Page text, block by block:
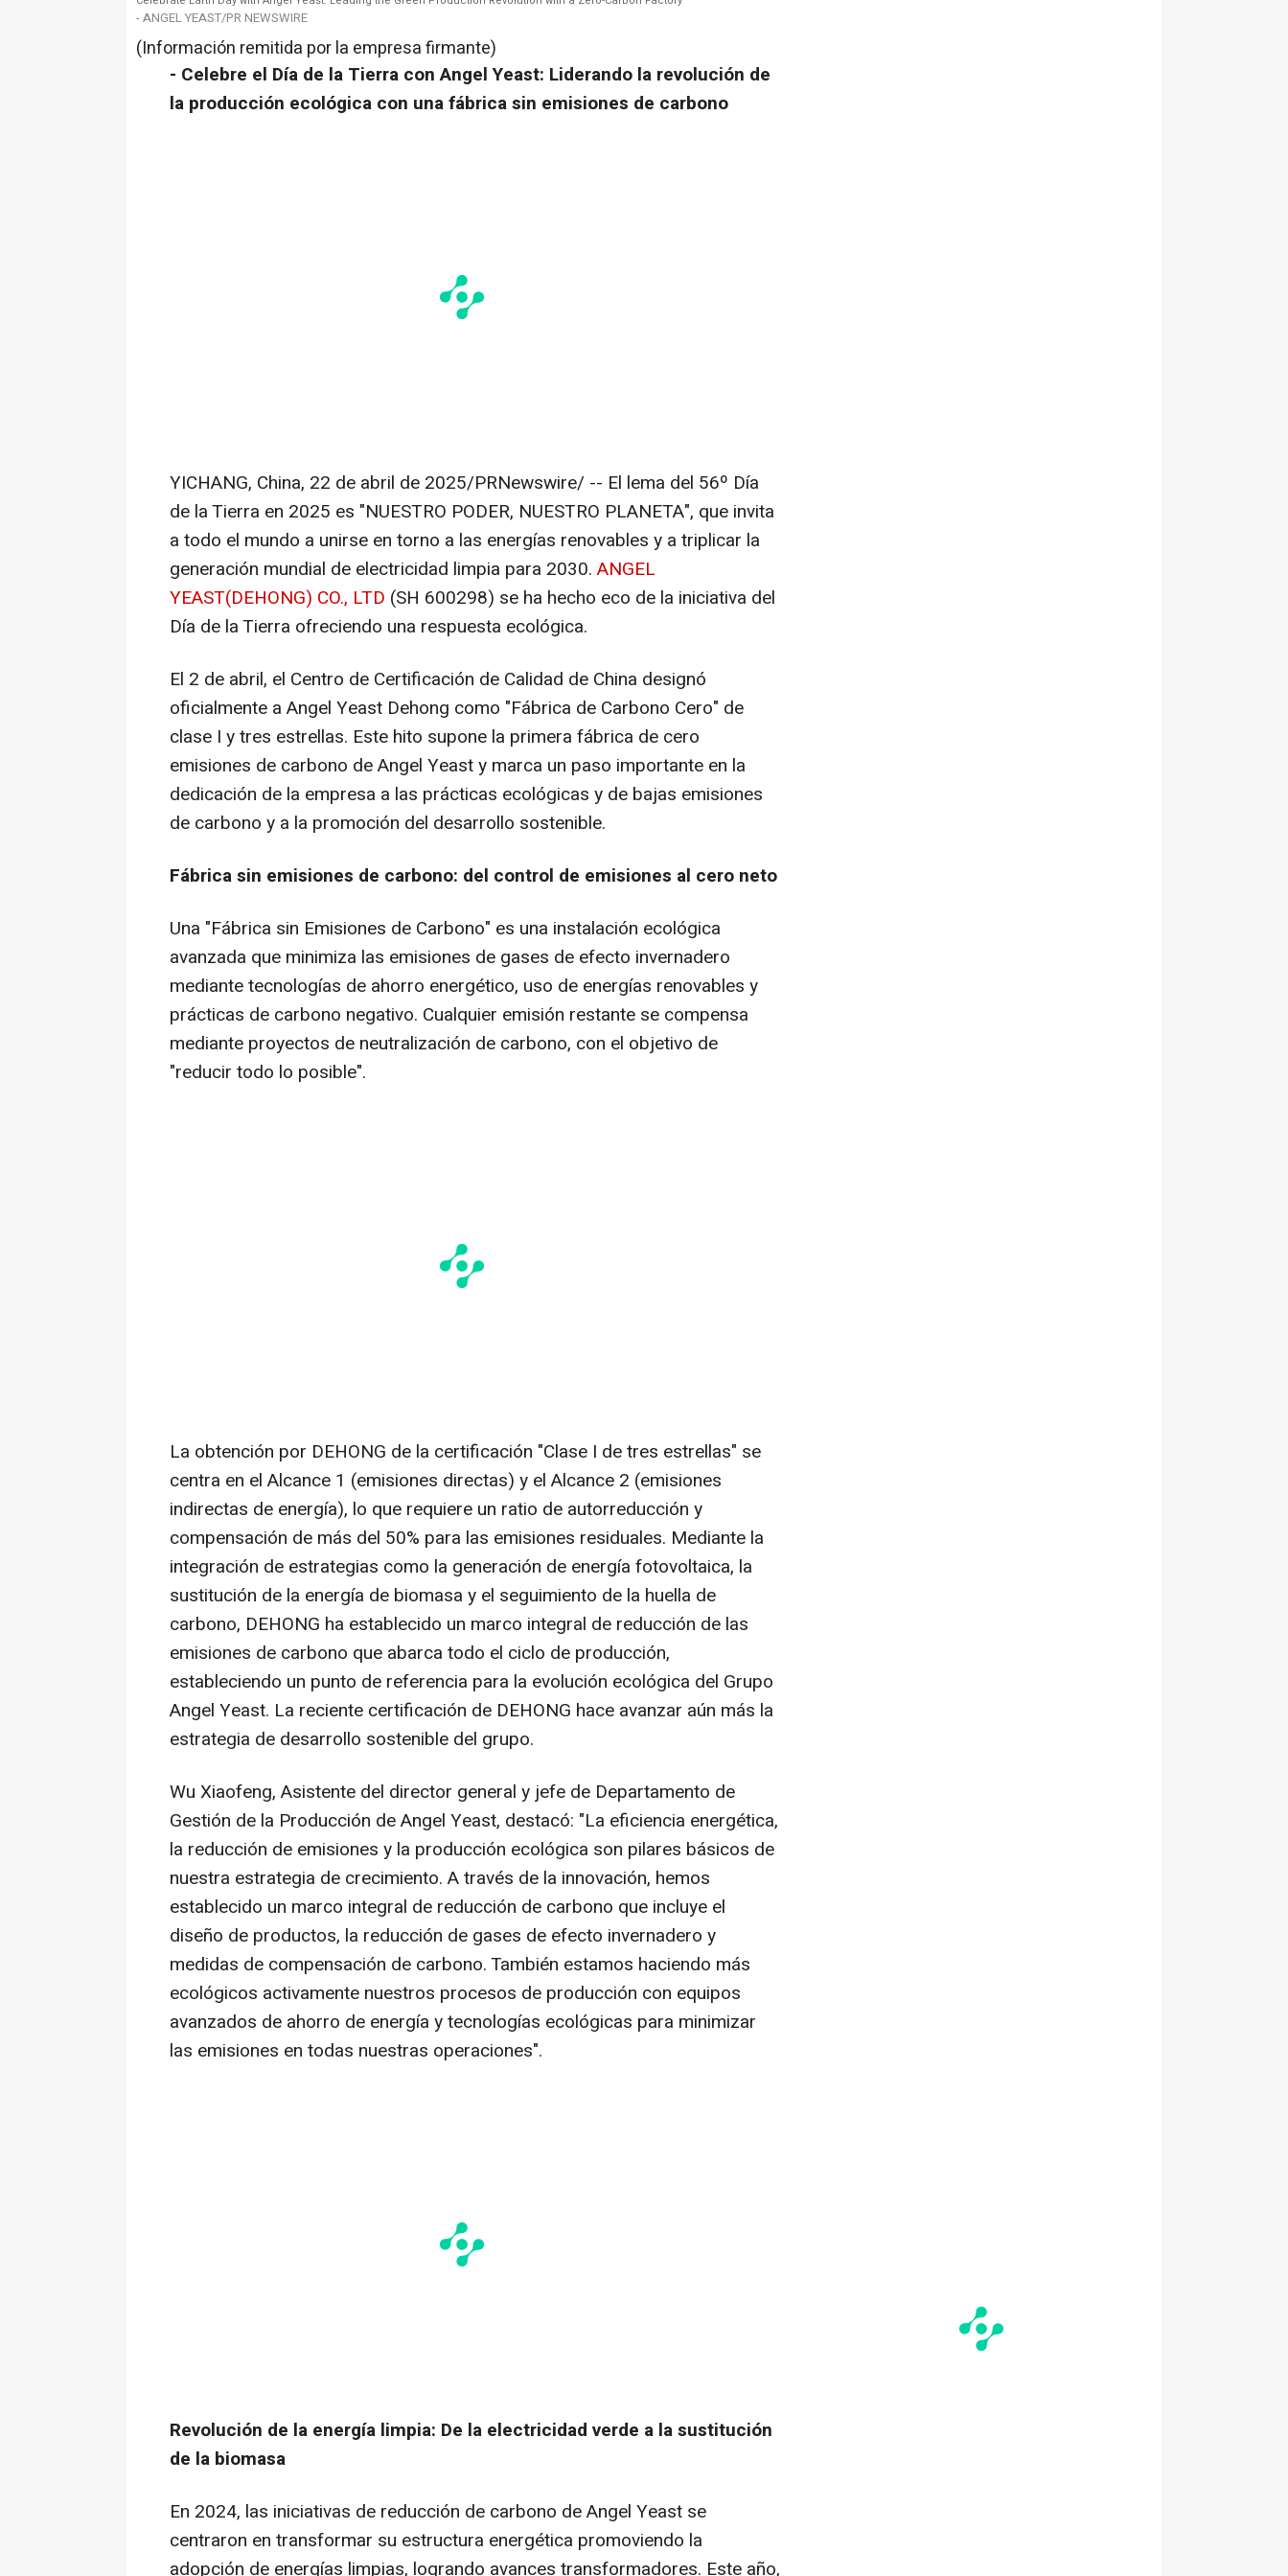
- ANGEL YEAST/PR NEWSWIRE
(Información remitida por la empresa firmante)
- Celebre el Día de la Tierra conAngel Yeast: Liderando la revolución de
la producción ecológica con una fábrica sin emisiones de carbono
YICHANG, China, 22 de abril de 2025/PRNewswire/ -- El lema del 56º Día
de laTierra en 2025 es "NUESTRO PODER, NUESTRO PLANETA", que invita
a todo el mundo a unirse en torno a las energías renovables y a triplicar la
generación mundial de electricidad limpia para 2030. ANGEL
YEAST(DEHONG) CO., LTD (SH 600298) se ha hecho eco de la iniciativa del
Día de laTierra ofreciendo una respuesta ecológica.
El 2 de abril, el Centro de Certificación de Calidad de China designó
oficialmente a Angel Yeast Dehong como "Fábrica de Carbono Cero" de
clase I y tres estrellas. Este hito supone la primera fábrica de cero
emisiones de carbono deAngel Yeasty marca un paso importante en la
dedicación de la empresa a las prácticas ecológicas y de bajas emisiones
de carbono y a la promoción del desarrollo sostenible.
Fábrica sin emisiones de carbono: del control de emisiones al cero neto
Una "Fábrica sin Emisiones de Carbono" es una instalación ecológica
avanzada que minimiza las emisiones de gases de efecto invernadero
mediante tecnologías de ahorro energético, uso de energías renovables y
prácticas de carbono negativo. Cualquier emisión restante se compensa
mediante proyectos de neutralización de carbono, con el objetivo de
"reducir todo lo posible".
La obtención por DEHONG de la certificación "Clase I de tres estrellas" se
centra en el Alcance 1 (emisiones directas) y el Alcance 2 (emisiones
indirectas de energía), lo que requiere un ratio de autorreducción y
compensación de más del 50% para las emisiones residuales. Mediante la
integración de estrategias como la generación de energía fotovoltaica, la
sustitución de la energía de biomasa y el seguimiento de la huella de
carbono, DEHONG ha establecido un marco integral de reducción de las
emisiones de carbono que abarca todo el ciclo de producción,
estableciendo un punto de referencia para la evolución ecológica del Grupo
Angel Yeast. La reciente certificación de DEHONG hace avanzar aún más la
estrategia de desarrollo sostenible del grupo.
Wu Xiaofeng, Asistente del director general y jefe de Departamento de
Gestión de la Producción deAngel Yeast, destacó: "La eficiencia energética,
la reducción de emisiones y la producción ecológica son pilares básicos de
nuestra estrategia de crecimiento. A través de la innovación, hemos
establecido un marco integral de reducción de carbono que incluye el
diseño de productos, la reducción de gases de efecto invernadero y
medidas de compensación de carbono. También estamos haciendo más
ecológicos activamente nuestros procesos de producción con equipos
avanzados de ahorro de energía y tecnologías ecológicas para minimizar
las emisiones en todas nuestras operaciones".
Revolución de la energía limpia: De la electricidad verde a la sustitución
de la biomasa
En 2024, las iniciativas de reducción de carbono deAngel Yeast se
centraron en transformar su estructura energética promoviendo la
adopción de energías limpias, logrando avances transformadores. Este año,